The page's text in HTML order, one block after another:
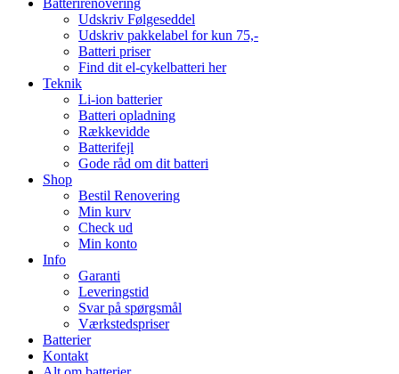
Udskriv Følgeseddel
Udskriv pakkelabel for kun 75,-
Batteri priser
Find dit el-cykelbatteri her
Teknik
Li-ion batterier
Batteri opladning
Rækkevidde
Batterifejl
Gode råd om dit batteri
Shop
Bestil Renovering
Min kurv
Check ud
Min konto
Info
Garanti
Leveringstid
Svar på spørgsmål
Værkstedspriser
Batterier
Kontakt